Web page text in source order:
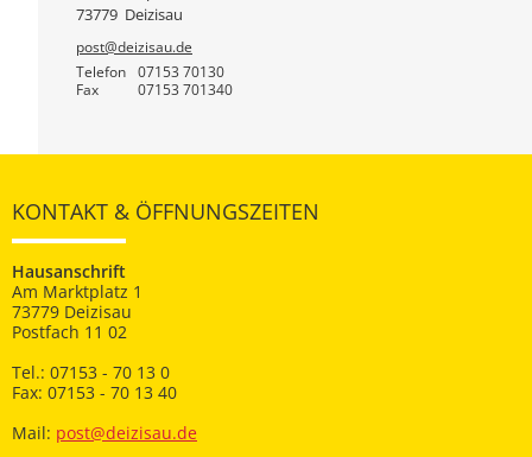
73779 Deizisau
post@deizisau.de
Telefon
07153 70130
Fax 07153 701340
KONTAKT & ÖFFNUNGSZEITEN
Hausanschrift
Am Marktplatz 1
73779 Deizisau
Postfach 11 02
Tel.: 07153 - 70 13 0
Fax: 07153 - 70 13 40
Mail: post@deizisau.de